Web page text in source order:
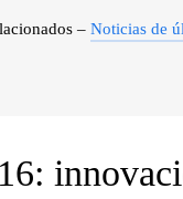
– Noticias de